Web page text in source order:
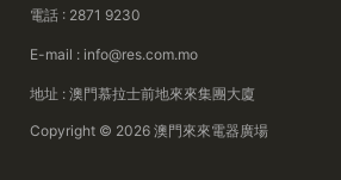
電話 : 2871 9230
E-mail : info@res.com.mo
地址 : 澳門慕拉士前地來來集團大廈
Copyright © 2026 澳門來來電器廣場